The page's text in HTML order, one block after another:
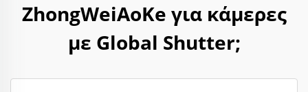
ZhongWeiAoKe για κάμερες
με Global Shutter;